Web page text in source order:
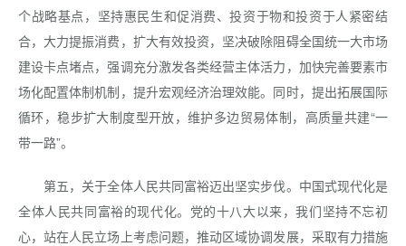
个战略基点，坚持惠民生和促消费、投资于物和投资于人紧密结
合，大力提振消费，扩大有效投资，坚决破除阻碍全国统一大市场
建设卡点堵点，强调充分激发各类经营主体活力，加快完善要素市
场化配置体制机制，提升宏观经济治理效能。同时，提出拓展国际
循环，稳步扩大制度型开放，维护多边贸易体制，高质量共建“一
带一路”。
第五，关于全体人民共同富裕迈出坚实步伐。中国式现代化是
全体人民共同富裕的现代化。党的十八大以来，我们坚持不忘初
心，站在人民立场上考虑问题，推动区域协调发展，采取有力措施